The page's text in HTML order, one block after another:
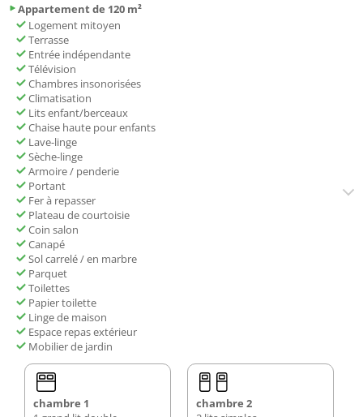
Appartement de 120 m²
Logement mitoyen
Terrasse
Entrée indépendante
Télévision
Chambres insonorisées
Climatisation
Lits enfant/berceaux
Chaise haute pour enfants
Lave-linge
Sèche-linge
Armoire / penderie
Portant
Fer à repasser
Plateau de courtoisie
Coin salon
Canapé
Sol carrelé / en marbre
Parquet
Toilettes
Papier toilette
Linge de maison
Espace repas extérieur
Mobilier de jardin
chambre 1
chambre 2